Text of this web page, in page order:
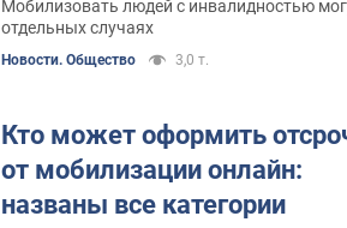
Мобилизовать людей с инвалидностью
отдельных случаях
Новости. Общество 3,0 т.
Кто может оформить
от мобилизации онлайн:
названы все категории